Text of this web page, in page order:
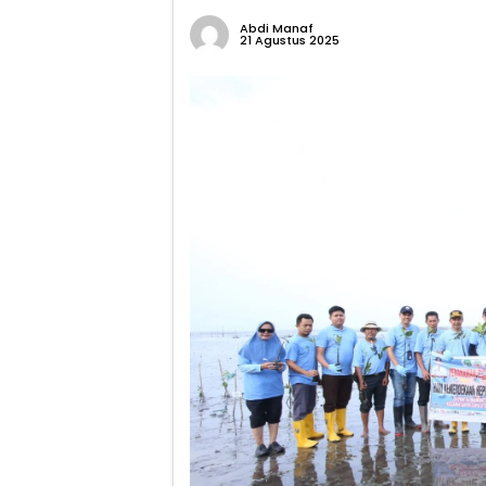
Abdi Manaf
21 Agustus 2025